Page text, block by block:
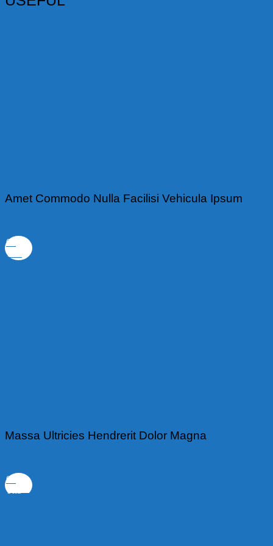
Amet Commodo Nulla Facilisi Vehicula Ipsum
06
Th5
Massa Ultricies Hendrerit Dolor Magna
06
Th5